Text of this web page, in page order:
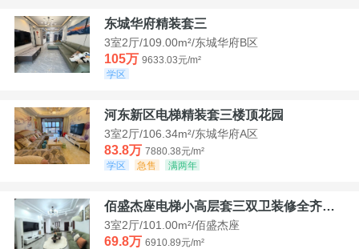
东城华府精装套三
3室2厅/109.00m²/东城华府B区
105万 9633.03元/m²
学区
河东新区电梯精装套三楼顶花园
3室2厅/106.34m²/东城华府A区
83.8万 7880.38元/m²
学区
急售 满两年
佰盛杰座电梯小高层套三双卫装修全齐诚意出售
3室2厅/101.00m²/佰盛杰座
69.8万 6910.89元/m²